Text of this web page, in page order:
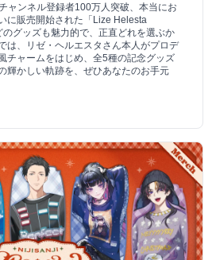
ャンネル登録者100万人突破、本当にお
に販売開始された「Lize Helesta
グッズも魅力的で、正直どれを選ぶか
は、リゼ・ヘルエスタさん本人がプロデ
チャームをはじめ、全5種の記念グッズ
輝かしい軌跡を、ぜひあなたのお手元